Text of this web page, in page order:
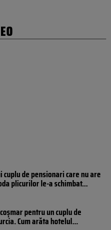
cuplu de pensionari care nu are
plicurilor le-a schimbat...
pentru un cuplu de
Cum arăta hotelul...